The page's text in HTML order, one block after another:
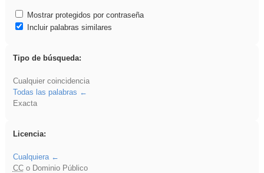
Mostrar protegidos por contraseña
Incluir palabras similares
Tipo de búsqueda:
Cualquier coincidencia
Todas las palabras
Exacta
Licencia:
Cualquiera
CCo Dominio Público